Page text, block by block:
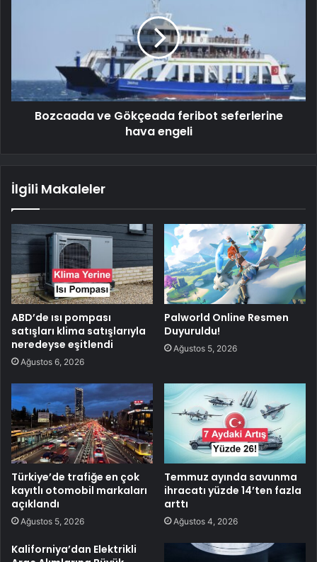
Bozcaada ve Gökçeada feribot seferlerine
hava engeli
İlgili Makaleler
ABD’de ısı pompası
satışları klima satışlarıyla
neredeyse eşitlendi
Ağustos 6, 2026
Palworld Online Resmen
Duyuruldu!
Ağustos 5, 2026
Türkiye’de trafiğe en çok
kayıtlı otomobil markaları
açıklandı
Ağustos 5, 2026
Temmuz ayında savunma
ihracatı yüzde 14’ten fazla
arttı
Ağustos 4, 2026
Kaliforniya’dan Elektrikli